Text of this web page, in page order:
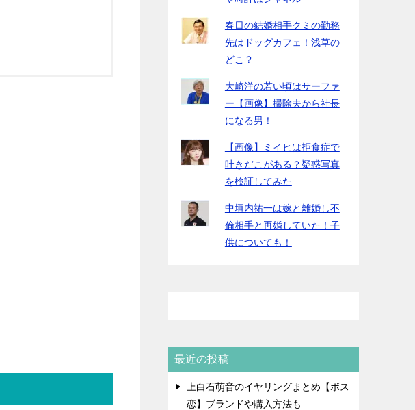
春日の結婚相手クミの勤務
先はドッグカフェ！浅草の
どこ？
大崎洋の若い頃はサーファ
ー【画像】掃除夫から社長
になる男！
【画像】ミイヒは拒食症で
吐きだこがある？疑惑写真
を検証してみた
中垣内祐一は嫁と離婚し不
倫相手と再婚していた！子
供についても！
最近の投稿
上白石萌音のイヤリングまとめ【ボス
恋】ブランドや購入方法も